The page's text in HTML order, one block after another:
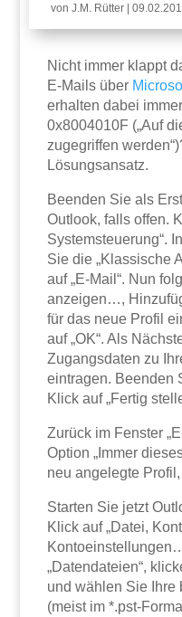
vonJ.M. Rütter |
Nicht immer klappt
E-Mails über
erhalten dabei
0x8004010F („Auf
zugegriffen
Lösungsansatz.
Beenden Sie als
Outlook, falls offen.
Systemsteuerung“.
Sie die „Klassische
auf „E-Mail“. Nun
anzeigen…,
für das neue Profil
auf „OK“. Als
Zugangsdaten zu
eintragen. Beenden
Klick auf „Fertig
Zurück im Fenster
Option „Immer
neu angelegte
Starten Sie jetzt
Klick auf „Datei,
„Datendateien“,
und wählen Sie Ihre
(meist im *.pst-